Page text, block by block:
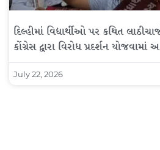
દિલ્હીમાં વિદ્યાર્થીઓ પર કથિત
કોંગ્રેસ દ્વારા વિરોધ પ્રદર્શન યોજવામાં
July 22, 2026